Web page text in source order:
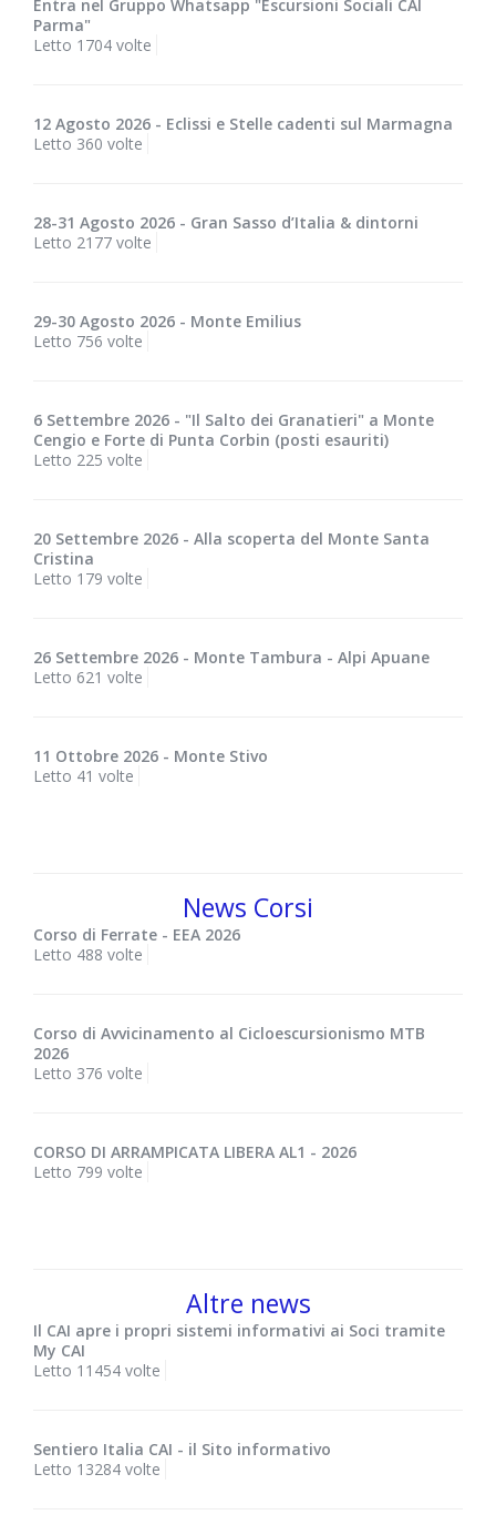
Entra nel Gruppo Whatsapp "Escursioni Sociali CAI
Parma"
Letto 1704 volte
12 Agosto 2026 - Eclissi e Stelle cadenti sul Marmagna
Letto 360 volte
28-31 Agosto 2026 - Gran Sasso d’Italia & dintorni
Letto 2177 volte
29-30 Agosto 2026 - Monte Emilius
Letto 756 volte
6 Settembre 2026 - "Il Salto dei Granatieri" a Monte
Cengio e Forte di Punta Corbin (posti esauriti)
Letto 225 volte
20 Settembre 2026 - Alla scoperta del Monte Santa
Cristina
Letto 179 volte
26 Settembre 2026 - Monte Tambura - Alpi Apuane
Letto 621 volte
11 Ottobre 2026 - Monte Stivo
Letto 41 volte
News Corsi
Corso di Ferrate - EEA 2026
Letto 488 volte
Corso di Avvicinamento al Cicloescursionismo MTB
2026
Letto 376 volte
CORSO DI ARRAMPICATA LIBERA AL1 - 2026
Letto 799 volte
Altre news
Il CAI apre i propri sistemi informativi ai Soci tramite
My CAI
Letto 11454 volte
Sentiero Italia CAI - il Sito informativo
Letto 13284 volte